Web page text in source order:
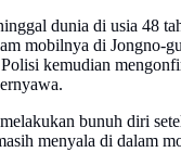
dunia di usia 48
mobilnya di Jongno-
kemudian
bunuh diri
menyala di dalam